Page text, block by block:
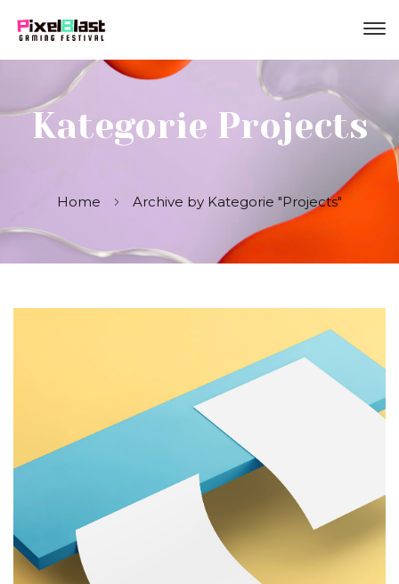
Kategorie Projects
Home Archive by Kategorie "Projects"